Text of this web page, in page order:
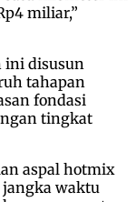
miliar,”
ini disusun
tahapan
fondasi
tingkat
aspal hotmix
waktu